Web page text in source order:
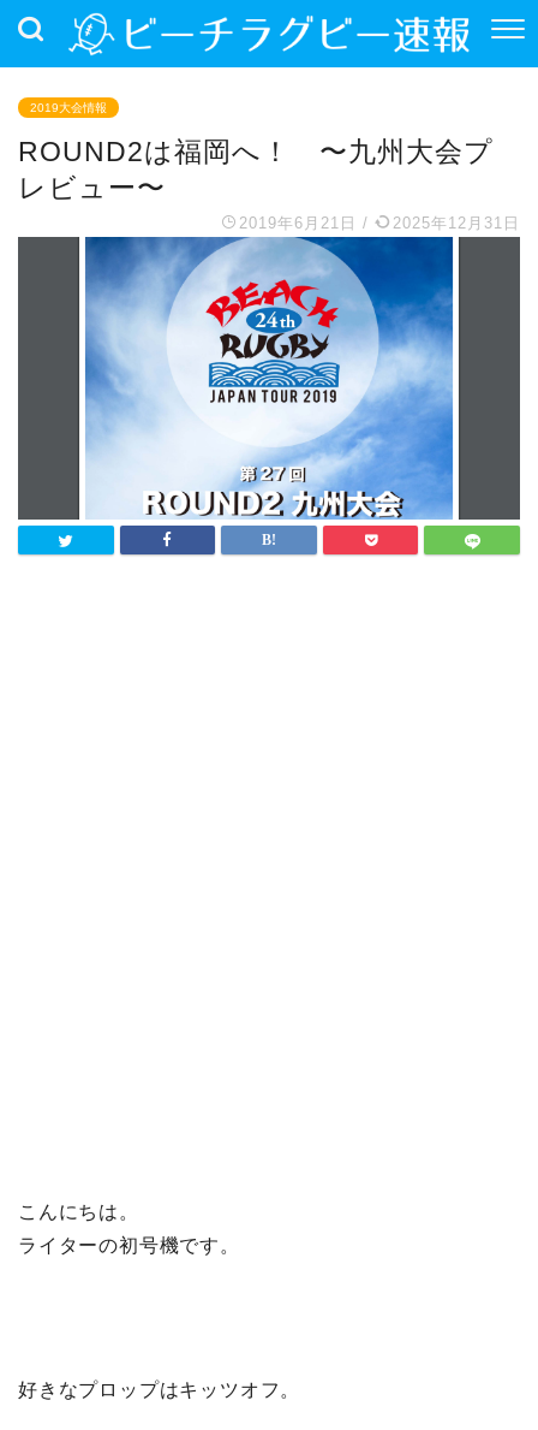
2019大会情報
ROUND2は福岡へ！ 〜九州大会プ
レビュー〜
2019年6月21日 / 2025年12月31日
こんにちは。
ライターの初号機です。
好きなプロップはキッツオフ。